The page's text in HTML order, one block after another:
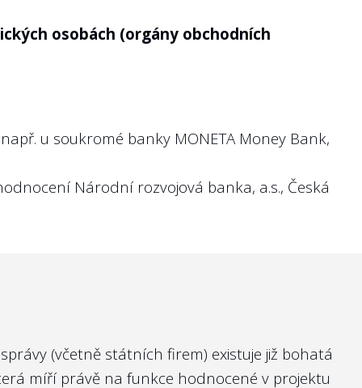
osobách (orgány obchodních
u soukromé banky MONETA Money Bank,
Národní rozvojová banka, a.s., Česká
(včetně státních firem) existuje již bohatá
míří právě na funkce hodnocené v projektu